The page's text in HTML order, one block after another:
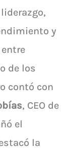
y
de los
contó con
, CEO de
el
la